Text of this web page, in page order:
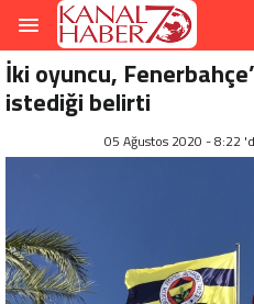
İki oyuncu,
istediği belirti
05 Ağustos 2020 - 8:22